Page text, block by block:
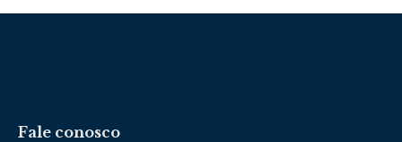
Fale conosco